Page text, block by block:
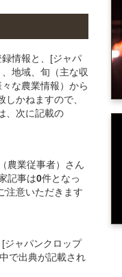
情報と、[ジャパ
地域、旬（主な収
な農業情報）から
かねますので、
、次に記載の
農業従事者）さん
記事は0件となっ
注意いただきます
ジャパンクロップ
で出典が記載され